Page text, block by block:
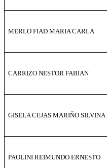
MERLO FIAD MARIA CARLA
CARRIZO NESTOR FABIAN
GISELA CEJAS MARIÑO SILVINA
PAOLINI REIMUNDO ERNESTO